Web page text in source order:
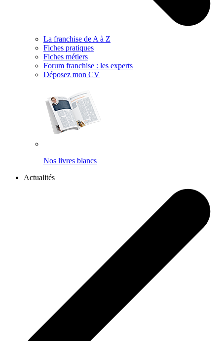
La franchise de A à Z
Fiches pratiques
Fiches métiers
Forum franchise : les experts
Déposez mon CV
Nos livres blancs
Actualités